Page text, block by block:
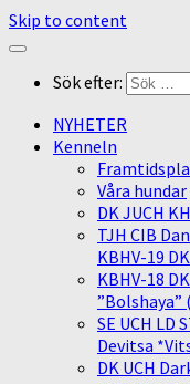
Skip to content
Sök efter:
NYHETER
Kenneln
Våra hundar
DK JUCH
TJH CIB
KBHV-19
KBHV-18
”Bolshaya”
SE UCH LD
Devitsa
DK UCH